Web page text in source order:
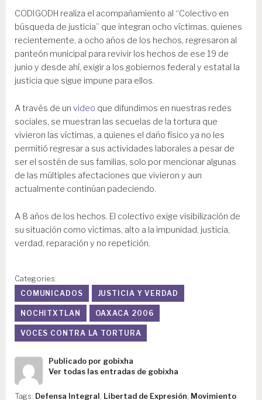
CODIGODH realiza el acompañamiento al “Colectivo en
búsqueda de justicia” que integran ocho víctimas, quienes
recientemente, a ocho años de los hechos, regresaron al
panteón municipal para revivir los hechos de ese 19 de
junio y desde ahí, exigir a los gobiernos federal y estatal la
justicia que sigue impune para ellos.
A través de un video que difundimos en nuestras redes
sociales, se muestran las secuelas de la tortura que
vivieron las víctimas, a quienes el daño físico ya no les
permitió regresar a sus actividades laborales a pesar de
ser el sostén de sus familias, solo por mencionar algunas
de las múltiples afectaciones que vivieron y aun
actualmente continúan padeciendo.
A 8 años de los hechos. El colectivo exige visibilización de
su situación como víctimas, alto a la impunidad, justicia,
verdad, reparación y no repetición.
Categories:
COMUNICADOS
JUSTICIA Y VERDAD
NOCHITXTLAN OAXACA 2006
VOCES CONTRA LA TORTURA
Publicado por gobixha
Ver todas las entradas de gobixha
Tags: Defensa Integral Libertad de Expresión Movimiento